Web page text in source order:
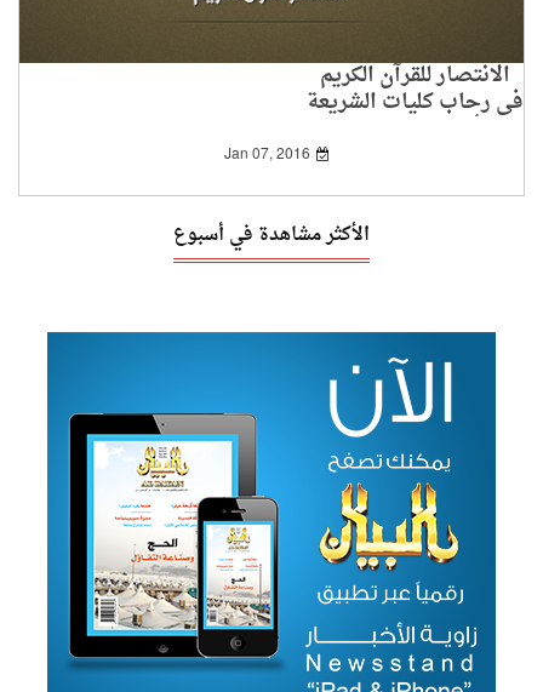
الانتصار للقرآن الكريم
في رحاب كليات الشريعة
وأقسام الدراسات
Jan 07, 2016
الأكثر مشاهدة في أسبوع